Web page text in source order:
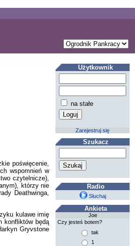
poświęcenie,
wspomnień w
czytelnicze),
którzy nie
Deathwinga,
kulawe imię
konfliktów będą
Gryvstone
Użytkownik
na stałe
Zarejestruj się
Szukacz
Radio
Słuchaj
Ankieta
Joe
Czy jesteś botem?
tak
1